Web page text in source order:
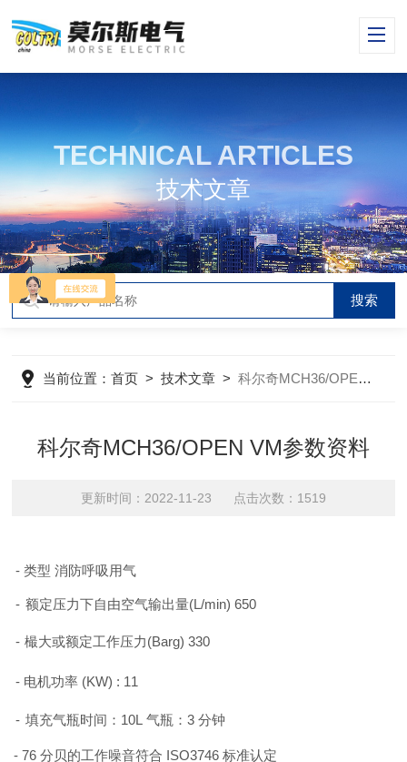
TECHNICAL ARTICLES
技术文章
当前位置：首页 >技术文章 >科尔奇MCH36/OPEN VM参数资料
科尔奇MCH36/OPEN VM参数资料
更新时间：2022-11-23 点击次数：1519
-类型 消防呼吸用气
- 额定压力下自由空气输出量(L/min) 650
- 樶大或额定工作压力(Barg) 330
- 电机功率 (KW) : 11
- 填充气瓶时间： 10L 气瓶：3分钟
-76分贝的工作噪音符合 ISO3746标准认定